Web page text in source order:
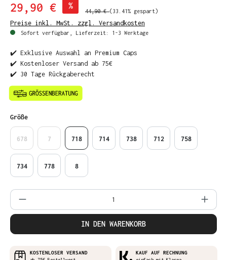
29,90 € %
44,90 €(33.41% gespart)
Preise inkl. MwSt. zzgl. Versandkosten
Sofort verfügbar, Lieferzeit: 1-3 Werktage
✔️ Exklusive Auswahl an Premium Caps
✔️ Kostenloser Versand ab 75€
✔️ 30 Tage Rückgaberecht
Größeauswählen
678 7 718 714 738 712 758
734 778 8
Produkt Anzahl: Gib den gewünschten
IN DEN WARENKORB
KOSTENLOSER VERSAND
KAUF AUF RECHNUNG